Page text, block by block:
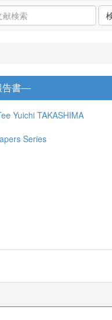
告書―
Yuichi TAKASHIMA
Series